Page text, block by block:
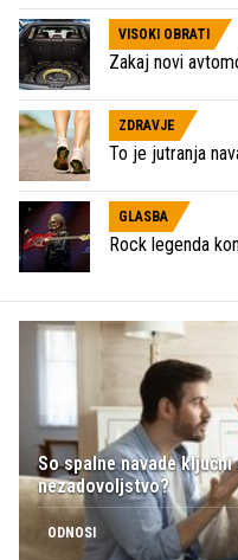
VISOKI OBRATI
Zakaj novi
ZDRAVJE
To je jutranja
GLASBA
Rock legenda
So spalne navade
nezadovoljstvo?
ODNOSI